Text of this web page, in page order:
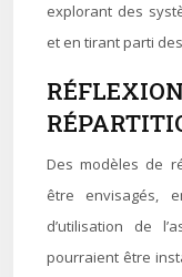
explorant des
et en tirant parti
Des modèles de
être envisagés,
d’utilisation de
pourraient être